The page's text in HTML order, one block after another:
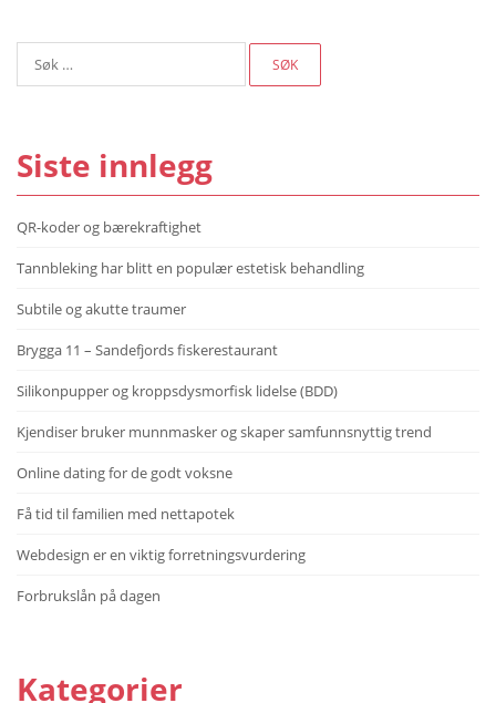
etter:
Siste innlegg
QR-koder og bærekraftighet
Tannbleking har blitt en populær estetisk behandling
Subtile og akutte traumer
Brygga 11 – Sandefjords fiskerestaurant
Silikonpupper og kroppsdysmorfisk lidelse (BDD)
Kjendiser bruker munnmasker og skaper samfunnsnyttig trend
Online dating for de godt voksne
Få tid til familien med nettapotek
Webdesign er en viktig forretningsvurdering
Forbrukslån på dagen
Kategorier